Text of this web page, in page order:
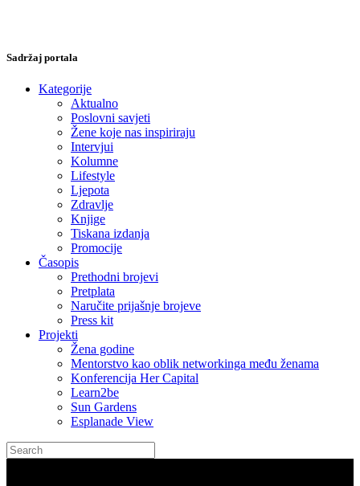
Sadržaj portala
Kategorije
Aktualno
Poslovni savjeti
Žene koje nas inspiriraju
Intervjui
Kolumne
Lifestyle
Ljepota
Zdravlje
Knjige
Tiskana izdanja
Promocije
Časopis
Prethodni brojevi
Pretplata
Naručite prijašnje brojeve
Press kit
Projekti
Žena godine
Mentorstvo kao oblik networkinga među ženama
Konferencija Her Capital
Learn2be
Sun Gardens
Esplanade View